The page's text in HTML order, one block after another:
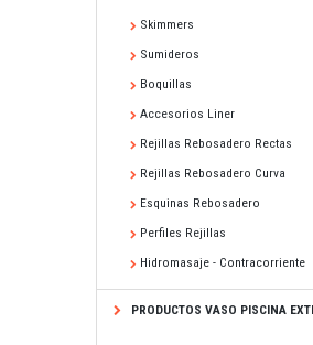
Skimmers
Sumideros
Boquillas
Accesorios Liner
Rejillas Rebosadero Rectas
Rejillas Rebosadero Curva
Esquinas Rebosadero
Perfiles Rejillas
Hidromasaje - Contracorriente
PRODUCTOS VASO PISCINA